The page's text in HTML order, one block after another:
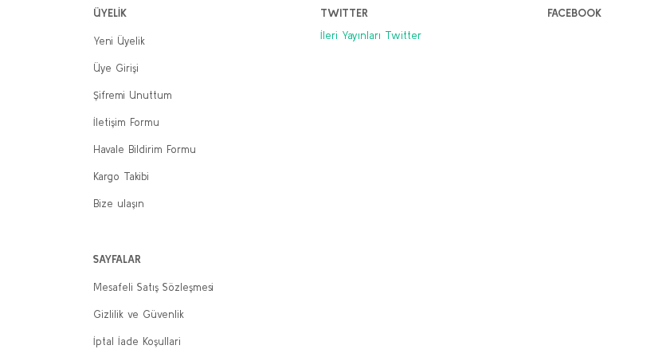
Sepete Ekle
A'dan Z'ye Kuzguncuk Ansiklopedisi
ÜYELİK
Yeni Üyelik
Üye Girişi
Şifremi Unuttum
İletişim Formu
Havale Bildirim Formu
Kargo Takibi
Bize ulaşın
SAYFALAR
Mesafeli Satış Sözleşmesi
Gizlilik ve Güvenlik
İptal İade Koşullari
TWITTER
İleri Yayınları Twitter
FACEBOOK